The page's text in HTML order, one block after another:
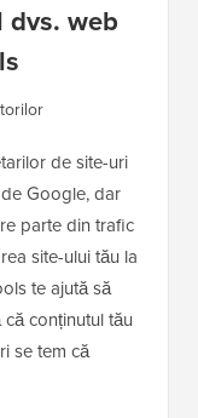
dvs. web
de site-uri
Google, dar
parte din trafic
site-ului tău la
te ajută să
conținutul tău
se tem că